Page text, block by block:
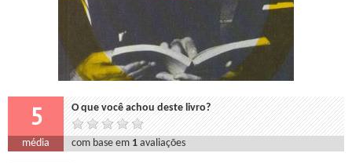
5 O que você achou deste livro?
média com base em 1 avaliações